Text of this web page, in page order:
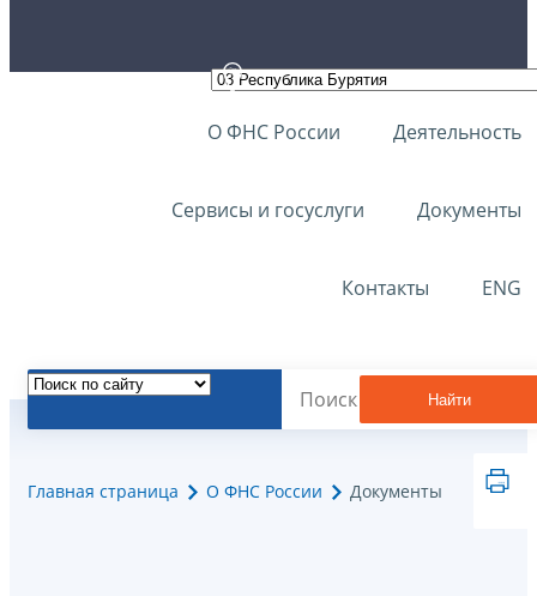
О ФНС России Деятельность
Сервисы и госуслуги Документы
Контакты ENG
Найти
Главная страница О ФНС России Документы